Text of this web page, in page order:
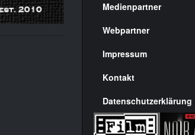
Menülinks
rechte
Seite
Medienpartner
Webpartner
Impressum
Kontakt
Datenschutzerklärung